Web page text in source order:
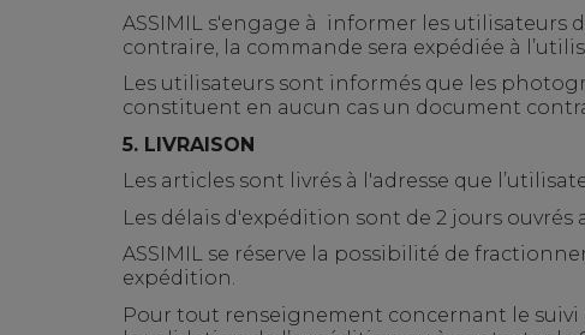
ASSIMIL s'engage à informer les utilisateurs
contraire, la commande sera expédiée à
Les utilisateurs sont informés que les
constituent en aucun cas un document
5. LIVRAISON
Les articles sont livrés à l'adresse que
Les délais d'expédition sont de 2 jours ouvrés
ASSIMIL se réserve la possibilité de
expédition.
Pour tout renseignement concernant le suivi